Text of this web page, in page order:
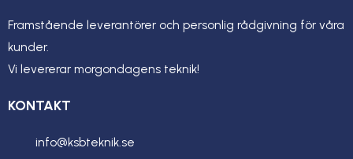
Framstående leverantörer och personlig rådgivning för våra
kunder.
Vi levererar morgondagens teknik!
KONTAKT
info@ksbteknik.se